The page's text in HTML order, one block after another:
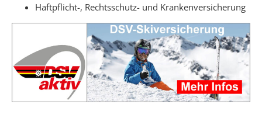
Haftpflicht-, Rechtsschutz- und Krankenversicherung